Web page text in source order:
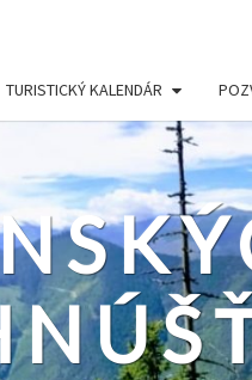
TURISTICKÝ KALENDÁR